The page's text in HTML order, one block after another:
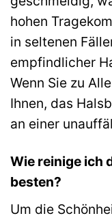
hohen
in seltenen
empfindlicher
Wenn Sie zu
Ihnen, das
an einer
Wie reinige ich
besten?
Um die